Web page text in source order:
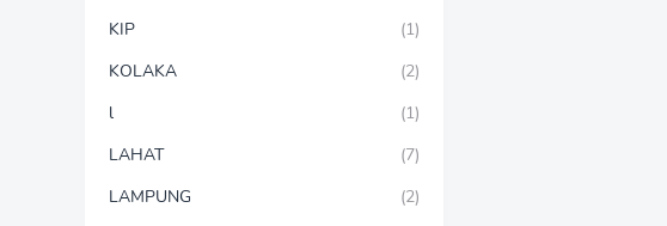
KIP
(1)
KOLAKA
(2)
l
(1)
LAHAT
(7)
LAMPUNG
(2)